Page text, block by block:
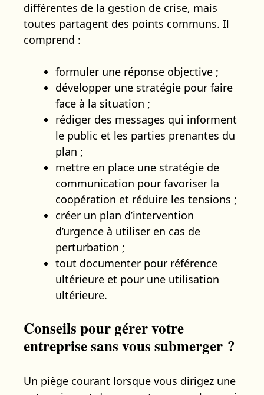
différentes de la gestion de crise, mais
toutes partagent des points communs. Il
comprend :
formuler une réponse objective ;
développer une stratégie pour faire
face à la situation ;
rédiger des messages qui informent
le public et les parties prenantes du
plan ;
mettre en place une stratégie de
communication pour favoriser la
coopération et réduire les tensions ;
créer un plan d’intervention
d’urgence à utiliser en cas de
perturbation ;
tout documenter pour référence
ultérieure et pour une utilisation
ultérieure.
Conseils pour gérer votre
entreprise sans vous submerger ?
Un piège courant lorsque vous dirigez une